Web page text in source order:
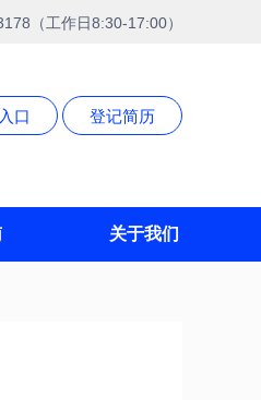
（工作日8:30-17:00）
口 登记简历
关于我们